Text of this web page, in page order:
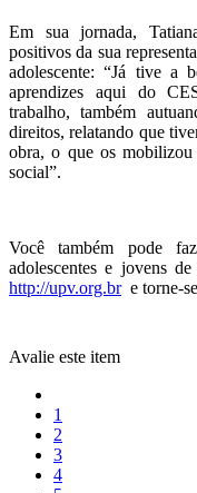
Em sua jornada,
positivos da sua
adolescente: “Já tive a
aprendizes aqui do
trabalho, também
direitos, relatando que
obra, o que os mobilizou
social”.
Você também pode
adolescentes e jovens
http://upv.org.bre torne-
Avalie este item
1
2
3
4